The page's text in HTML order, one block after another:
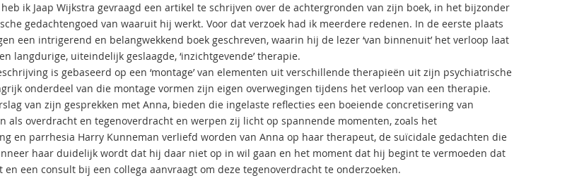
ik Jaap Wijkstra gevraagd een artikel te schrijven over de achtergronden van zijn boek, in het bijzonder
gedachtengoed van waaruit hij werkt. Voor dat verzoek had ik meerdere redenen. In de eerste plaats
een intrigerend en belangwekkend boek geschreven, waarin hij de lezer ‘van binnenuit’ het verloop laat
langdurige, uiteindelijk geslaagde, ‘inzichtgevende’ therapie.
is gebaseerd op een ‘montage’ van elementen uit verschillende therapieën uit zijn psychiatrische
onderdeel van die montage vormen zijn eigen overwegingen tijdens het verloop van een therapie.
van zijn gesprekken met Anna, bieden die ingelaste reflecties een boeiende concretisering van
als overdracht en tegenoverdracht en werpen zij licht op spannende momenten, zoals het
en parrhesia Harry Kunneman verliefd worden van Anna op haar therapeut, de suïcidale gedachten die
haar duidelijk wordt dat hij daar niet op in wil gaan en het moment dat hij begint te vermoeden dat
een consult bij een collega aanvraagt om deze tegenoverdracht te onderzoeken.